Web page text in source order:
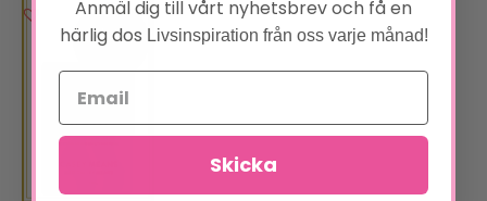
Anmäl dig till vårt nyhetsbrev och få en
härlig dos Livsinspiration från oss varje månad!
Skicka